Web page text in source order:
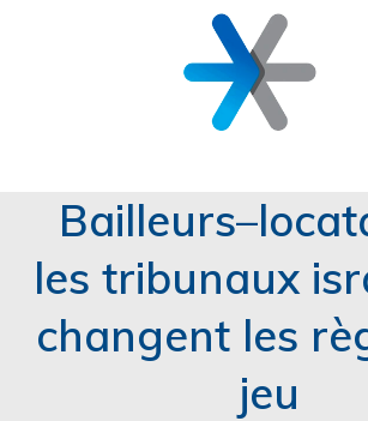
les tribunaux
changent les
jeu